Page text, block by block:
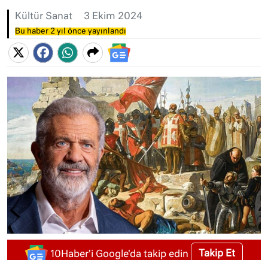
Kültür Sanat 3 Ekim 2024
Bu haber 2 yıl önce yayınlandı
10Haber'i Google'da takip edin Takip Et